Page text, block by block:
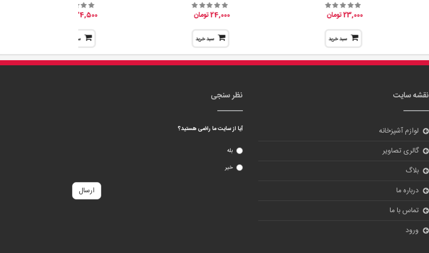
23,000 تومان
سبد خرید
24,000 تومان
سبد خرید
24,500 تومان
سبد خرید
نقشه سایت
لوازم آشپزخانه
گالری تصاویر
بلاگ
درباره ما
تماس با ما
ورود
نظر سنجی
آیا از سایت ما راضی هستید؟
بله
خیر
ارسال